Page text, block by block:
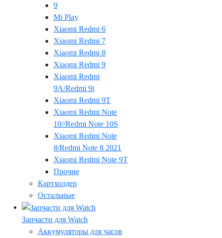
9
Mi Play
Xiaomi Redmi 6
Xiaomi Redmi 7
Xiaomi Redmi 8
Xiaomi Redmi 9
Xiaomi Redmi
9A/Redmi 9i
Xiaomi Redmi 9T
Xiaomi Redmi Note
10//Redmi Note 10S
Xiaomi Redmi Note
8/Redmi Note 8 2021
Xiaomi Redmi Note 9T
Прочие
Картхолдер
Остальные
Запчасти для Watch
Аккумуляторы для часов